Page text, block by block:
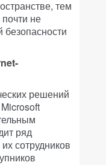
тем
не
безопасности
решений
ряд
сотрудников